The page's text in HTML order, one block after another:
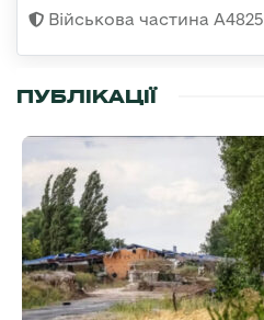
Військова частина А4825
ПУБЛІКАЦІЇ